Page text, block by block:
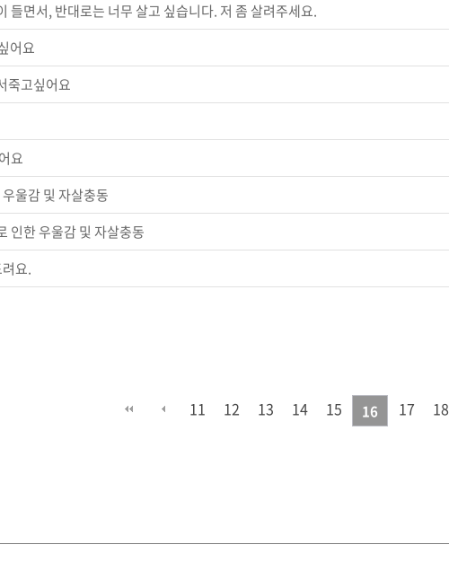
들면서, 반대로는 너무 살고 싶습니다. 저 좀 살려주세요.
어요
죽고싶어요
요
울감 및 자살충동
인한 우울감 및 자살충동
요.
11 12 13 14 15 16 17 18
맨끝